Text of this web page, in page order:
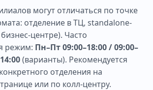
могут отличаться по точке
отделение в ТЦ, standalone-
центре). Часто
режим: Пн–Пт 09:00–18:00 / 09:00–
(варианты). Рекомендуется
отделения на
или по колл-центру.